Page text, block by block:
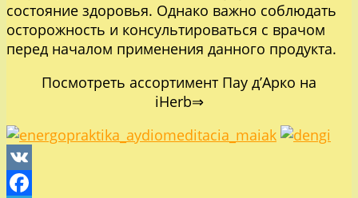
состояние здоровья. Однако важно соблюдать
осторожность и консультироваться с врачом
перед началом применения данного продукта.
Посмотреть ассортимент Пау д’Арко на
iHerb⇒
VK